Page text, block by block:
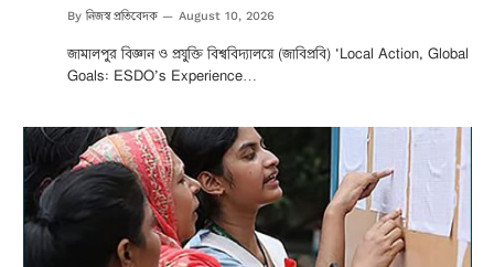
By নিজস্ব প্রতিবেদক August 10, 2026
জামালপুর বিজ্ঞান ও প্রযুক্তি বিশ্ববিদ্যালয়ে (জাবিপ্রবি) ‘Local Action, Global
Goals: ESDO’s Experience…